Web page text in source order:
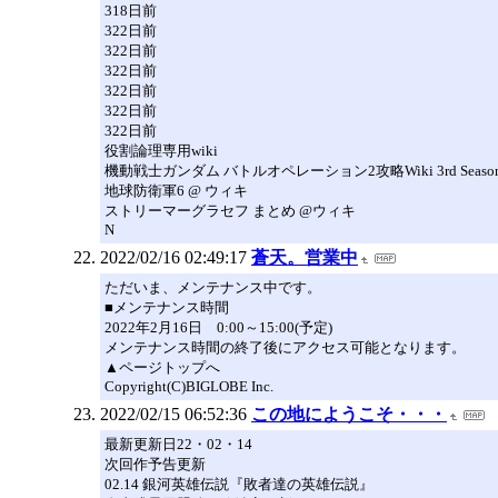
318日前
322日前
322日前
322日前
322日前
322日前
322日前
役割論理専用wiki
機動戦士ガンダム バトルオペレーション2攻略Wiki 3rd
地球防衛軍6 @ ウィキ
ストリーマーグラセフ まとめ @ウィキ
N
2022/02/16 02:49:17 蒼天。営業中
ただいま、メンテナンス中です。
■メンテナンス時間
2022年2月16日 0:00～15:00(予定)
メンテナンス時間の終了後にアクセス可能となります。
▲ページトップへ
Copyright(C)BIGLOBE Inc.
2022/02/15 06:52:36 この地にようこそ・・・
最新更新日22・02・14
次回作予告更新
02.14 銀河英雄伝説『敗者達の英雄伝説』